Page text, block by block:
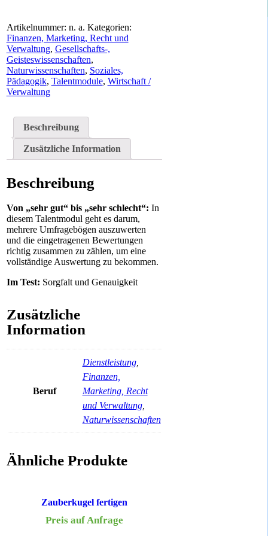
Artikelnummer: n. a. Kategorien:
Finanzen, Marketing, Recht und
Verwaltung, Gesellschafts-,
Geisteswissenschaften,
Naturwissenschaften, Soziales,
Pädagogik, Talentmodule, Wirtschaft /
Verwaltung
Beschreibung
Zusätzliche Information
Beschreibung
Von „sehr gut“ bis „sehr schlecht“: In
diesem Talentmodul geht es darum,
mehrere Umfragebögen auszuwerten
und die eingetragenen Bewertungen
richtig zusammen zu zählen, um eine
vollständige Auswertung zu bekommen.
Im Test: Sorgfalt und Genauigkeit
Zusätzliche
Information
Beruf
Dienstleistung,
Finanzen,
Marketing, Recht
und Verwaltung,
Naturwissenschaften
Ähnliche Produkte
Zauberkugel fertigen
Preis auf Anfrage